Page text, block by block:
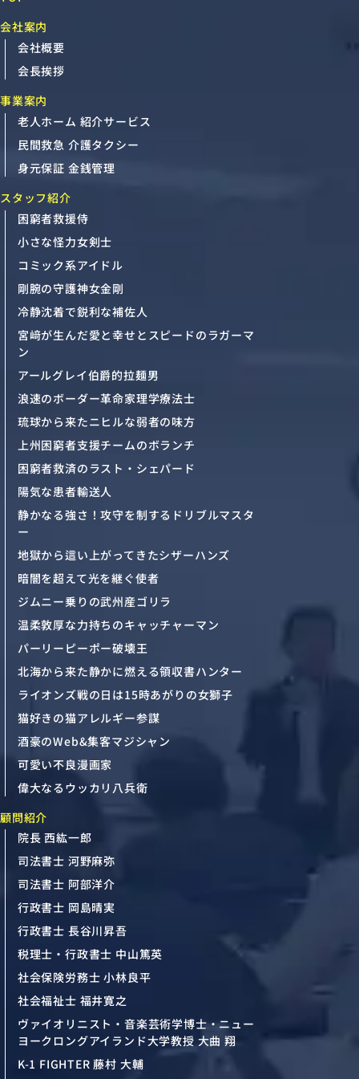
会社案内
会社概要
会長挨拶
事業案内
老人ホーム 紹介サービス
民間救急 介護タクシー
身元保証 金銭管理
スタッフ紹介
困窮者救援侍
小さな怪力女剣士
コミック系アイドル
剛腕の守護神女金剛
冷静沈着で鋭利な補佐人
宮﨑が生んだ愛と幸せとスピードのラガーマ
ン
アールグレイ伯爵的拉麺男
浪速のボーダー革命家理学療法士
琉球から来たニヒルな弱者の味方
上州困窮者支援チームのボランチ
困窮者救済のラスト・シェパード
陽気な患者輸送人
静かなる強さ！攻守を制するドリブルマスタ
ー
地獄から這い上がってきたシザーハンズ
暗闇を超えて光を継ぐ使者
ジムニー乗りの武州産ゴリラ
温柔敦厚な力持ちのキャッチャーマン
パーリーピーポー破壊王
北海から来た静かに燃える領収書ハンター
ライオンズ戦の日は15時あがりの女獅子
猫好きの猫アレルギー参謀
酒豪のWeb&集客マジシャン
可愛い不良漫画家
偉大なるウッカリ八兵衛
顧問紹介
院長 西紘一郎
司法書士 河野麻弥
司法書士 阿部洋介
行政書士 岡島晴実
行政書士 長谷川昇吾
税理士・行政書士 中山篤英
社会保険労務士 小林良平
社会福祉士 福井寛之
ヴァイオリニスト・音楽芸術学博士・ニュー
ヨークロングアイランド大学教授 大曲 翔
K-1 FIGHTER 藤村 大輔